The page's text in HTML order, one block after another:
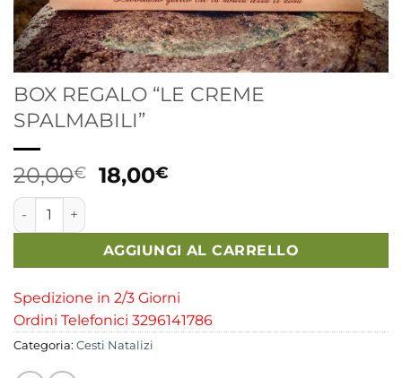
BOX REGALO “LE CREME
SPALMABILI”
20,00€
Il
era:
20,00€.
18,00€
è:
18,00€.
BOX REGALO "LE CREME SPALMABILI" quantità
AGGIUNGI AL CARRELLO
Spedizione in 2/3 Giorni
Ordini Telefonici 3296141786
Categoria: Cesti Natalizi